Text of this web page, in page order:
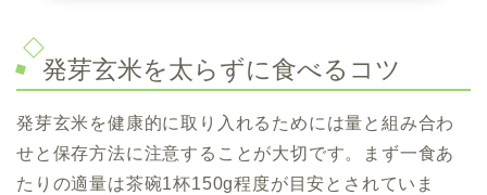
発芽玄米を太らずに食べるコツ
発芽玄米を健康的に取り入れるためには量と組み合わ
せと保存方法に注意することが大切です。まず一食あ
たりの適量は茶碗1杯150g程度が目安とされていま